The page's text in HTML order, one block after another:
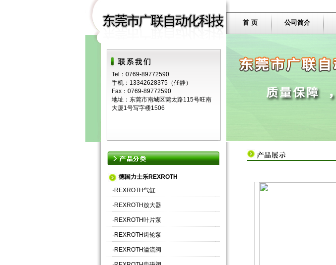
Tel：0769-89772590
手机：13342628375（任静）
Fax：0769-89772590
地址：东莞市南城区莞太路115号旺南
大厦1号写字楼1506
首 页 公司简介
德国力士乐REXROTH
· REXROTH气缸
· REXROTH放大器
· REXROTH叶片泵
· REXROTH齿轮泵
· REXROTH溢流阀